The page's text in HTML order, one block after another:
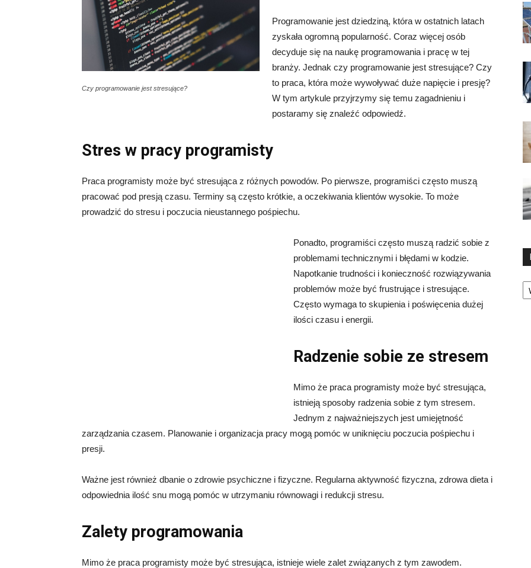
Czy programowanie jest stresujące?
Programowanie jest dziedziną, która w ostatnich latach
zyskała ogromną popularność. Coraz więcej osób
decyduje się na naukę programowania i pracę w tej
branży. Jednak czy programowanie jest stresujące? Czy
to praca, która może wywoływać duże napięcie i presję?
W tym artykule przyjrzymy się temu zagadnieniu i
postaramy się znaleźć odpowiedź.
Stres w pracy programisty
Praca programisty może być stresująca z różnych powodów. Po pierwsze, programiści często muszą
pracować pod presją czasu. Terminy są często krótkie, a oczekiwania klientów wysokie. To może
prowadzić do stresu i poczucia nieustannego pośpiechu.
Ponadto, programiści często muszą radzić sobie z
problemami technicznymi i błędami w kodzie.
Napotkanie trudności i konieczność rozwiązywania
problemów może być frustrujące i stresujące.
Często wymaga to skupienia i poświęcenia dużej
ilości czasu i energii.
Radzenie sobie ze stresem
Mimo że praca programisty może być stresująca,
istnieją sposoby radzenia sobie z tym stresem.
Jednym z najważniejszych jest umiejętność
zarządzania czasem. Planowanie i organizacja pracy mogą pomóc w uniknięciu poczucia pośpiechu i
presji.
Ważne jest również dbanie o zdrowie psychiczne i fizyczne. Regularna aktywność fizyczna, zdrowa dieta i
odpowiednia ilość snu mogą pomóc w utrzymaniu równowagi i redukcji stresu.
Zalety programowania
Mimo że praca programisty może być stresująca, istnieje wiele zalet związanych z tym zawodem.